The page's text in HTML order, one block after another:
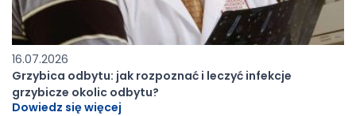
16.07.2026
Grzybica odbytu: jak rozpoznać i leczyć infekcje
grzybicze okolic odbytu?
Dowiedz się więcej